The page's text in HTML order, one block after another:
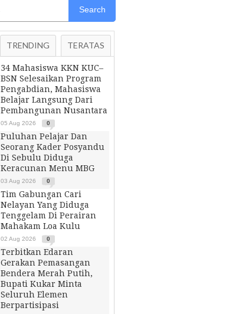
Search
TRENDING TERATAS
34 Mahasiswa KKN KUC–
BSN Selesaikan Program
Pengabdian, Mahasiswa
Belajar Langsung Dari
Pembangunan Nusantara
05 Aug 2026 0
Puluhan Pelajar Dan
Seorang Kader Posyandu
Di Sebulu Diduga
Keracunan Menu MBG
03 Aug 2026 0
Tim Gabungan Cari
Nelayan Yang Diduga
Tenggelam Di Perairan
Mahakam Loa Kulu
02 Aug 2026 0
Terbitkan Edaran
Gerakan Pemasangan
Bendera Merah Putih,
Bupati Kukar Minta
Seluruh Elemen
Berpartisipasi